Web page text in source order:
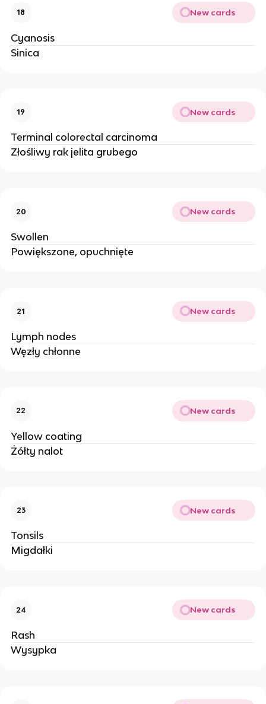
18 New cards
Cyanosis
Sinica
19 New cards
Terminal colorectal carcinoma
Złośliwy rak jelita grubego
20 New cards
Swollen
Powiększone, opuchnięte
21 New cards
Lymph nodes
Węzły chłonne
22 New cards
Yellow coating
Żółty nalot
23 New cards
Tonsils
Migdałki
24 New cards
Rash
Wysypka